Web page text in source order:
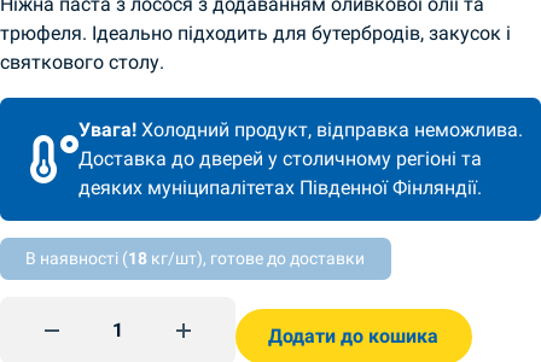
Ніжна паста з лосося з додаванням оливкової олії та
трюфеля. Ідеально підходить для бутербродів, закусок і
святкового столу.
Увага! Холодний продукт, відправка неможлива.
Доставка до дверей у столичному регіоні та
деяких муніципалітетах Південної Фінляндії.
В наявності (18 кг/шт), готове до доставки
Паста з лососем та з трюфелем 160г Водний Світ
Додати до кошика